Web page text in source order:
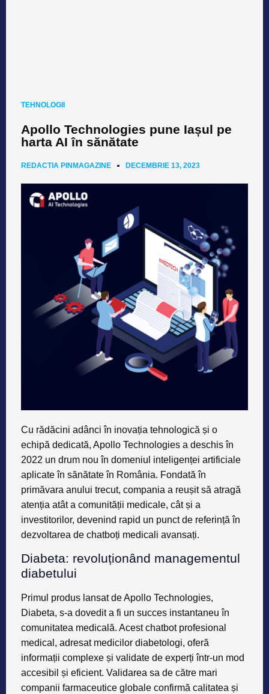
TEHNOLOGII
Apollo Technologies pune Iașul pe
harta AI în sănătate
REDACTIA PINMAGAZINE DECEMBRIE 13, 2023
Cu rădăcini adânci în inovația tehnologică și o
echipă dedicată, Apollo Technologies a deschis în
2022 un drum nou în domeniul inteligenței artificiale
aplicate în sănătate în România. Fondată în
primăvara anului trecut, compania a reușit să atragă
atenția atât a comunității medicale, cât și a
investitorilor, devenind rapid un punct de referință în
dezvoltarea de chatboți medicali avansați.
Diabeta: revoluționând managementul
diabetului
Primul produs lansat de Apollo Technologies,
Diabeta, s-a dovedit a fi un succes instantaneu în
comunitatea medicală. Acest chatbot profesional
medical, adresat medicilor diabetologi, oferă
informații complexe și validate de experți într-un mod
accesibil și eficient. Validarea sa de către mari
companii farmaceutice globale confirmă calitatea și